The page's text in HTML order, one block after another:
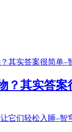
？其实答案